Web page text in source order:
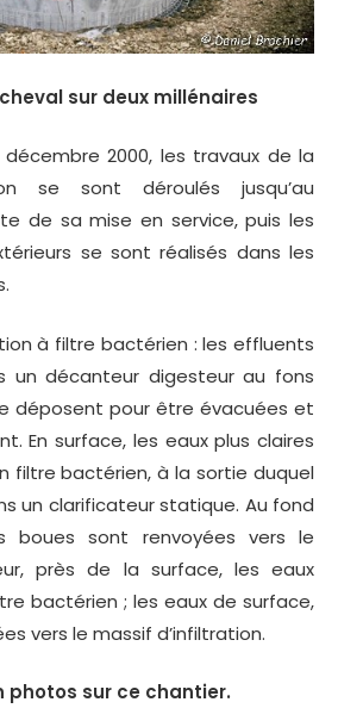
sur deux millénaires
2000, les travaux de la
se sont déroulés jusqu’au
de sa mise en service, puis les
se sont réalisés dans les
à filtre bactérien : les effluents
un décanteur digesteur au fons
déposent pour être évacuées et
En surface, les eaux plus claires
filtre bactérien, à la sortie duquel
un clarificateur statique. Au fond
boues sont renvoyées vers le
près de la surface, les eaux
bactérien ; les eaux de surface,
vers le massif d’infiltration.
photos sur ce chantier.